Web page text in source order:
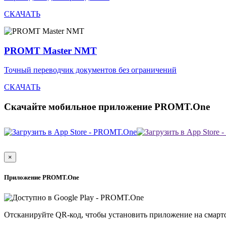
СКАЧАТЬ
PROMT Master NMT
Точный переводчик документов без ограничений
СКАЧАТЬ
Скачайте мобильное приложение PROMT.One
×
Приложение PROMT.One
Отсканируйте QR-код, чтобы установить приложение на